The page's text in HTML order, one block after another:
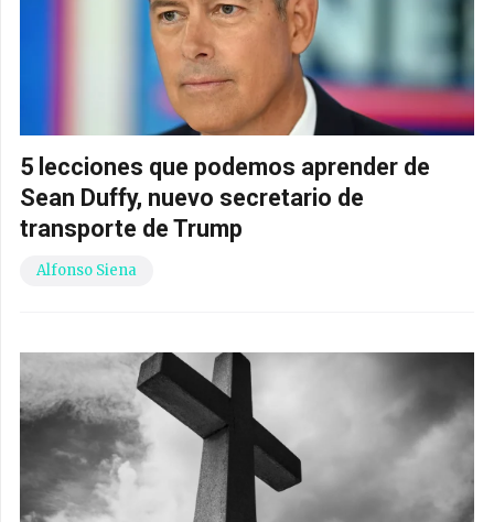
5 lecciones que podemos aprender de
Sean Duffy, nuevo secretario de
transporte de Trump
Alfonso Siena